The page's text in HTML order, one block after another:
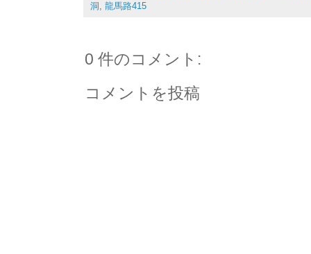
洞, 龍馬路415
0 件のコメント:
コメントを投稿